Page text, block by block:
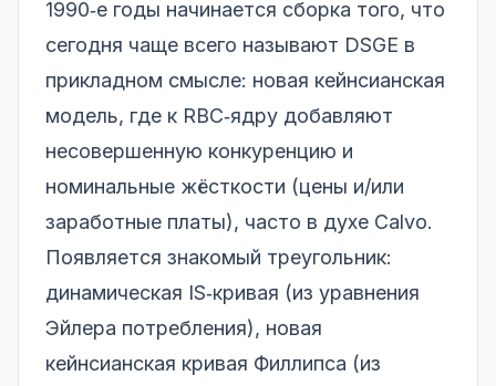
1990‑е годы начинается сборка того, что
сегодня чаще всего называют DSGE в
прикладном смысле: новая кейнсианская
модель, где к RBC‑ядру добавляют
несовершенную конкуренцию и
номинальные жёсткости (цены и/или
заработные платы), часто в духе Calvo.
Появляется знакомый треугольник:
динамическая IS‑кривая (из уравнения
Эйлера потребления), новая
кейнсианская кривая Филлипса (из